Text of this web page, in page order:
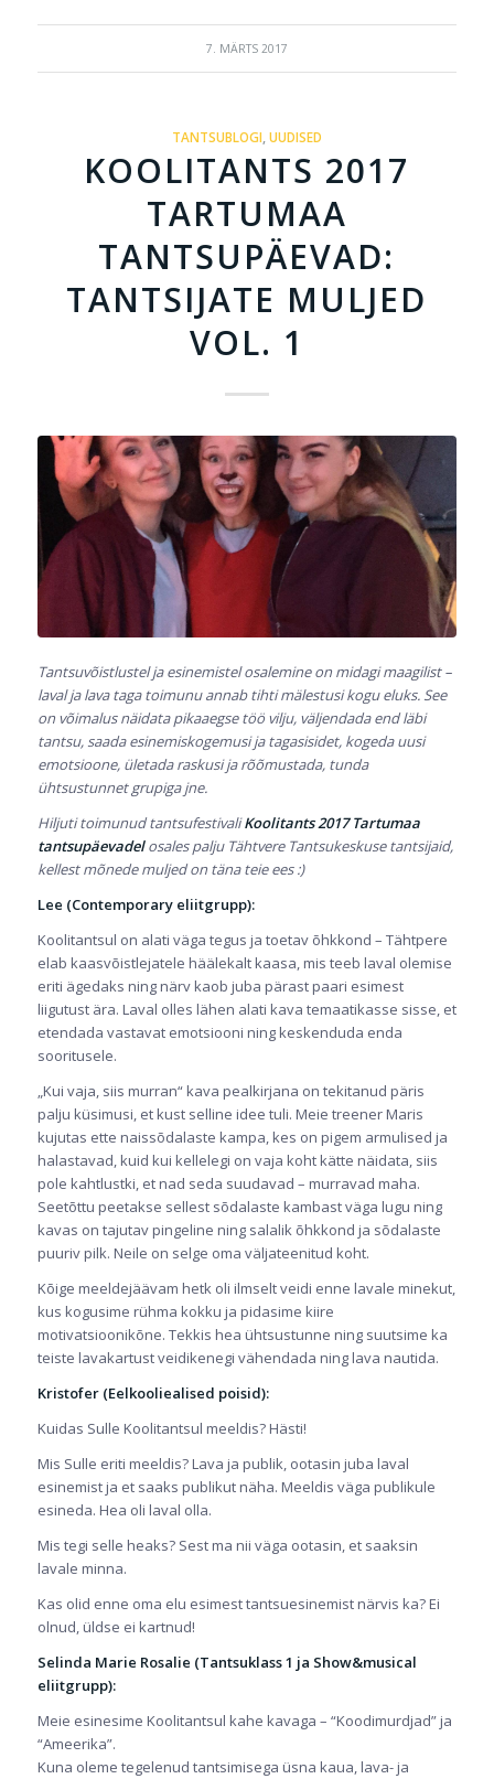
7. MÄRTS 2017
TANTSUBLOGI UUDISED
KOOLITANTS 2017
TARTUMAA
TANTSUPÄEVAD:
TANTSIJATE MULJED
VOL. 1
Tantsuvõistlustel ja esinemistel osalemine on midagi maagilist –
laval ja lava taga toimunu annab tihti mälestusi kogu eluks. See
on võimalus näidata pikaaegse töö vilju, väljendada end läbi
tantsu, saada esinemiskogemusi ja tagasisidet, kogeda uusi
emotsioone, ületada raskusi ja rõõmustada, tunda
ühtsustunnet grupiga jne.
Hiljuti toimunud tantsufestivaliKoolitants 2017 Tartumaa
tantsupäevadelosales palju Tähtvere Tantsukeskuse tantsijaid,
kellest mõnede muljed on täna teie ees :)
Lee (Contemporary eliitgrupp):
Koolitantsul on alati väga tegus ja toetav õhkkond – Tähtpere
elab kaasvõistlejatele häälekalt kaasa, mis teeb laval olemise
eriti ägedaks ning närv kaob juba pärast paari esimest
liigutust ära. Laval olles lähen alati kava temaatikasse sisse, et
etendada vastavat emotsiooni ning keskenduda enda
sooritusele.
„Kui vaja, siis murran“ kava pealkirjana on tekitanud päris
palju küsimusi, et kust selline idee tuli. Meie treener Maris
kujutas ette naissõdalaste kampa, kes on pigem armulised ja
halastavad, kuid kui kellelegi on vaja koht kätte näidata, siis
pole kahtlustki, et nad seda suudavad – murravad maha.
Seetõttu peetakse sellest sõdalaste kambast väga lugu ning
kavas on tajutav pingeline ning salalik õhkkond ja sõdalaste
puuriv pilk. Neile on selge oma väljateenitud koht.
Kõige meeldejäävam hetk oli ilmselt veidi enne lavale minekut,
kus kogusime rühma kokku ja pidasime kiire
motivatsioonikõne. Tekkis hea ühtsustunne ning suutsime ka
teiste lavakartust veidikenegi vähendada ning lava nautida.
Kristofer (Eelkooliealised poisid):
Kuidas Sulle Koolitantsul meeldis? Hästi!
Mis Sulle eriti meeldis? Lava ja publik, ootasin juba laval
esinemist ja et saaks publikut näha. Meeldis väga publikule
esineda. Hea oli laval olla.
Mis tegi selle heaks? Sest ma nii väga ootasin, et saaksin
lavale minna.
Kas olid enne oma elu esimest tantsuesinemist närvis ka? Ei
olnud, üldse ei kartnud!
Selinda Marie Rosalie (Tantsuklass 1 ja Show&musical
eliitgrupp):
Meie esinesime Koolitantsul kahe kavaga – “Koodimurdjad” ja
“Ameerika”.
Kuna oleme tegelenud tantsimisega üsna kaua, lava- ja